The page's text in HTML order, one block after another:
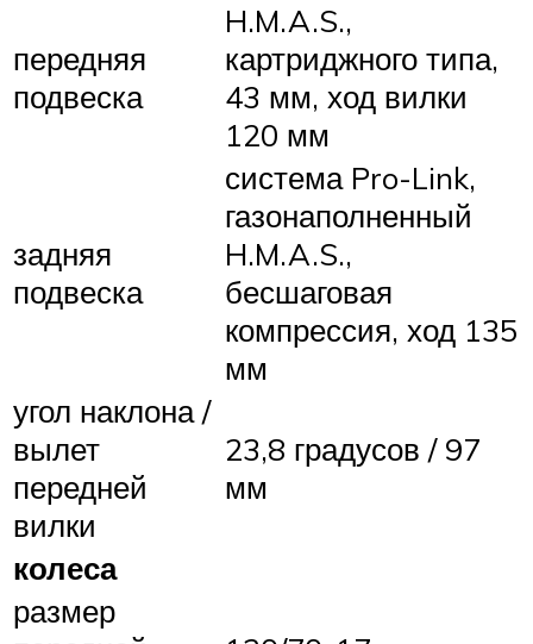
передняя
подвеска
H.M.A.S.,
картриджного типа,
43 мм, ход вилки
120 мм
задняя
подвеска
система Pro-Link,
газонаполненный
H.M.A.S.,
бесшаговая
компрессия, ход 135
мм
угол наклона /
вылет
передней
вилки
23,8 градусов / 97
мм
колеса
размер